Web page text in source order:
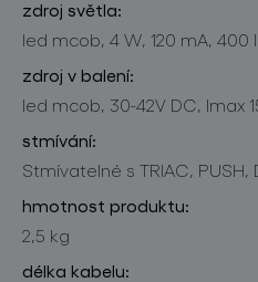
zdroj světla:
led mcob, 4 W, 120 mA, 400
zdroj v balení:
led mcob, 30-42V DC, lmax
stmívání:
Stmívatelné s TRIAC, PUSH,
hmotnost produktu:
2,5 kg
délka kabelu: